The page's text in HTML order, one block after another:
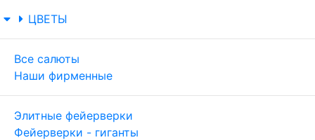
ЦВЕТЫ
Все салюты
Наши фирменные
Элитные фейерверки
Фейерверки - гиганты